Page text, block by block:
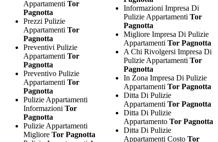
Appartamenti Tor
Pagnotta
Prezzi Pulizie
Appartamenti Tor
Pagnotta
Preventivi Pulizie
Appartamenti Tor
Pagnotta
Preventivo Pulizie
Appartamenti Tor
Pagnotta
Pulizie Appartamenti
Informazioni Tor
Pagnotta
Pulizie Appartamenti
Migliore Tor Pagnotta
Informazioni Impresa Di
Pulizie AppartamentiTor
Pagnotta
Migliore Impresa Di Pulizie
AppartamentiTor Pagnotta
A Chi Rivolgersi Impresa Di
Pulizie AppartamentiTor
Pagnotta
In Zona Impresa Di Pulizie
AppartamentiTor Pagnotta
Ditta Di Pulizie
AppartamentiTor Pagnotta
Ditta Di Pulizie
AppartamentoTor Pagnotta
Ditta Di Pulizie
Appartamenti CostoTor